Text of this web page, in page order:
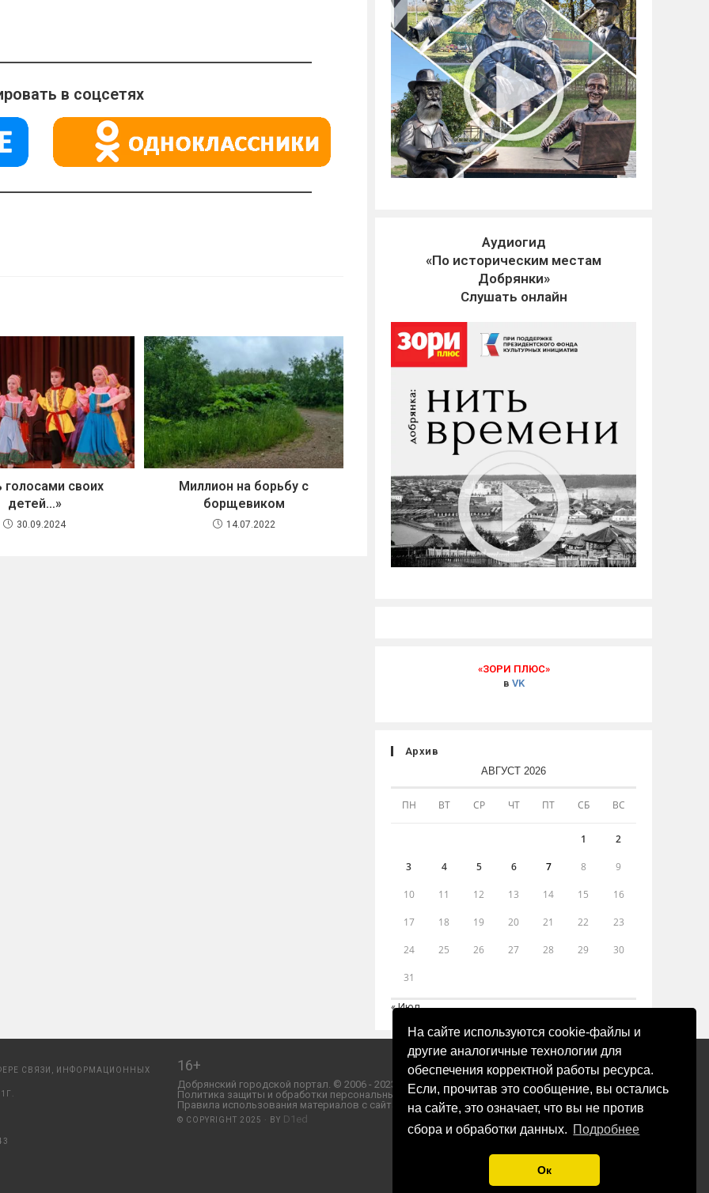
На сайте используются cookie-файлы и
другие аналогичные технологии для
обеспечения корректной работы ресурса.
Если, прочитав это сообщение, вы остались
на сайте, это означает, что вы не против
сбора и обработки данных. Подробнее
Ок
в соцсетях
голосами своих
детей…»
30.09.2024
Миллион на борьбу с
борщевиком
14.07.2022
Аудиогид
«По историческим местам
Добрянки»
Слушать онлайн
«ЗОРИ ПЛЮС»
в VK
Архив
АВГУСТ 2026
ПН ВТ СР ЧТ ПТ СБ ВС
1 2
3 4 5 6 7 8 9
10 11 12 13 14 15 16
17 18 19 20 21 22 23
24 25 26 27 28 29 30
31
« Июл
СВЯЗИ, ИНФОРМАЦИОННЫХ 16+
Добрянский городской портал. © 2006 - 2023 ООО «Пресса-Том».
Политика защиты и обработки персональных данных ООО «Пресса-Том».
Правила использования материалов с сайта «ЗОРИ ПЛЮС».
© COPYRIGHT 2025 · BY D1ed